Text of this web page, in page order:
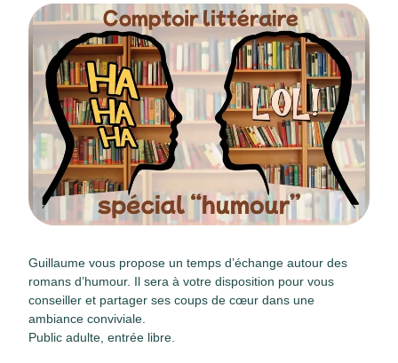
Guillaume vous propose un temps d’échange autour des
romans d’humour. Il sera à votre disposition pour vous
conseiller et partager ses coups de cœur dans une
ambiance conviviale.
Public adulte, entrée libre.